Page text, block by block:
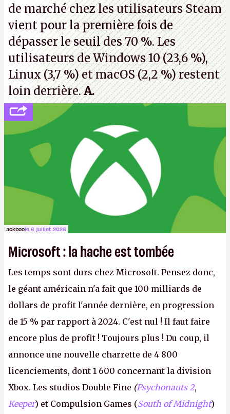
de marché chez les utilisateurs Steam
vient pour la première fois de
dépasser le seuil des 70 %. Les
utilisateurs de Windows 10 (23,6 %),
Linux (3,7 %) et macOS (2,2 %) restent
loin derrière.A.
ackboole 6 juillet 2026
Microsoft : la hache est tombée
Les temps sont durs chez Microsoft. Pensez donc,
le géant américain n'a fait que 100 milliards de
dollars de profit l'année dernière, en progression
de 15 % par rapport à 2024. C'est nul ! Il faut faire
encore plus de profit ! Toujours plus ! Du coup, il
annonce une nouvelle charrette de 4 800
licenciements, dont 1 600 concernant la division
Xbox. Les studios Double Fine (Psychonauts 2,
Keeper) et Compulsion Games (South of Midnight)